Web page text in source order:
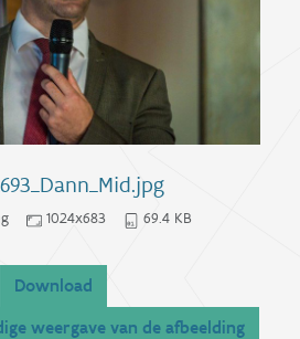
1024x683 69.4 KB
Download
weergave van de afbeelding